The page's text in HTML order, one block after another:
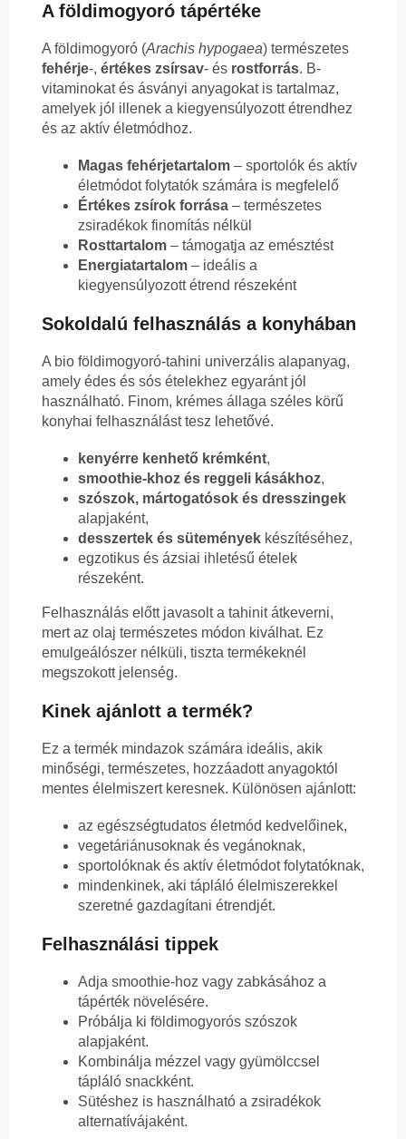
A földimogyoró tápértéke
A földimogyoró (Arachis hypogaea) természetes
fehérje-, értékes zsírsav- és rostforrás. B-
vitaminokat és ásványi anyagokat is tartalmaz,
amelyek jól illenek a kiegyensúlyozott étrendhez
és az aktív életmódhoz.
Magas fehérjetartalom – sportolók és aktív
életmódot folytatók számára is megfelelő
Értékes zsírok forrása – természetes
zsiradékok finomítás nélkül
Rosttartalom – támogatja az emésztést
Energiatartalom – ideális a
kiegyensúlyozott étrend részeként
Sokoldalú felhasználás a konyhában
A bio földimogyoró-tahini univerzális alapanyag,
amely édes és sós ételekhez egyaránt jól
használható. Finom, krémes állaga széles körű
konyhai felhasználást tesz lehetővé.
kenyérre kenhető krémként,
smoothie-khoz és reggeli kásákhoz,
szószok, mártogatósok és dresszingek
alapjaként,
desszertek és sütemények készítéséhez,
egzotikus és ázsiai ihletésű ételek
részeként.
Felhasználás előtt javasolt a tahinit átkeverni,
mert az olaj természetes módon kiválhat. Ez
emulgeálószer nélküli, tiszta termékeknél
megszokott jelenség.
Kinek ajánlott a termék?
Ez a termék mindazok számára ideális, akik
minőségi, természetes, hozzáadott anyagoktól
mentes élelmiszert keresnek. Különösen ajánlott:
az egészségtudatos életmód kedvelőinek,
vegetáriánusoknak és vegánoknak,
sportolóknak és aktív életmódot folytatóknak,
mindenkinek, aki tápláló élelmiszerekkel
szeretné gazdagítani étrendjét.
Felhasználási tippek
Adja smoothie-hoz vagy zabkásához a
tápérték növelésére.
Próbálja ki földimogyorós szószok
alapjaként.
Kombinálja mézzel vagy gyümölccsel
tápláló snackként.
Sütéshez is használható a zsiradékok
alternatívájaként.